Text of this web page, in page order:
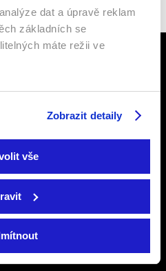
dat a úpravě reklam
základních se
máte režii ve
Zobrazit detaily
vše
Podpora
Satelitní TV
Ochrana osobních
údajů
Šetříme planetu